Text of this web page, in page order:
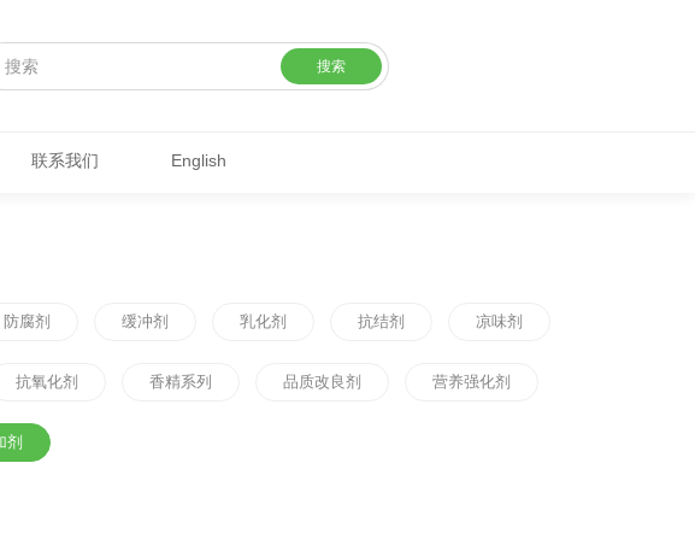
搜索
联系我们 English
防腐剂 缓冲剂 乳化剂 抗结剂 凉味剂
抗氧化剂 香精系列 品质改良剂 营养强化剂
剂